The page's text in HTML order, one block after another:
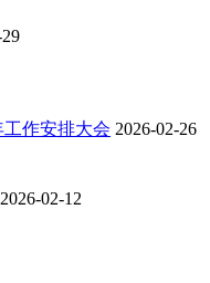
作安排大会 2026-02-26
2026-02-12